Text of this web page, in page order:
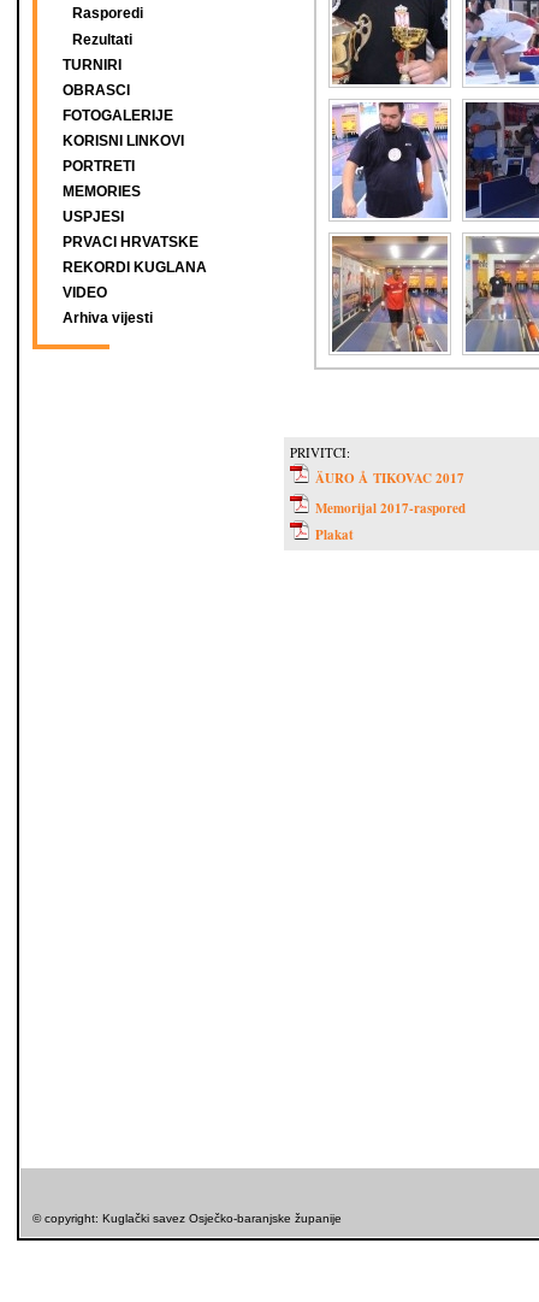
Rasporedi
Rezultati
TURNIRI
OBRASCI
FOTOGALERIJE
KORISNI LINKOVI
PORTRETI
MEMORIES
USPJESI
PRVACI HRVATSKE
REKORDI KUGLANA
VIDEO
Arhiva vijesti
PRIVITCI:
ÄURO Å TIKOVAC 2017
Memorijal 2017-raspored
Plakat
© copyright: Kuglački savez Osječko-baranjske županije